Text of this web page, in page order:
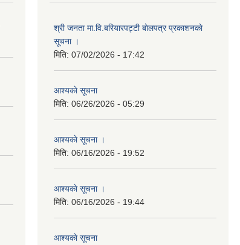
श्री जनता मा.वि.बरियारपट्टी बाेलपत्र प्रकाशनकाे
सूचना ।
मिति: 07/02/2026 - 17:42
आश्यकाे सूचना
मिति: 06/26/2026 - 05:29
आश्यकाे सूचना ।
मिति: 06/16/2026 - 19:52
आश्यकाे सूचना ।
मिति: 06/16/2026 - 19:44
आश्यकाे सूचना